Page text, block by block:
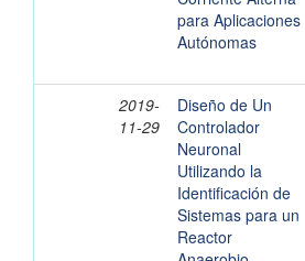
para Aplicaciones
Autónomas
2019-
11-29
Diseño de Un
Controlador
Neuronal
Utilizando la
Identificación de
Sistemas para un
Reactor